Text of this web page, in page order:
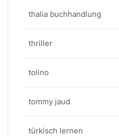
thalia buchhandlung
thriller
tolino
tommy jaud
türkisch lernen